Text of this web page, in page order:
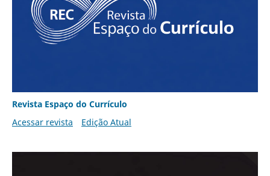
Revista Espaço do Currículo
Acessar revista
Edição Atual